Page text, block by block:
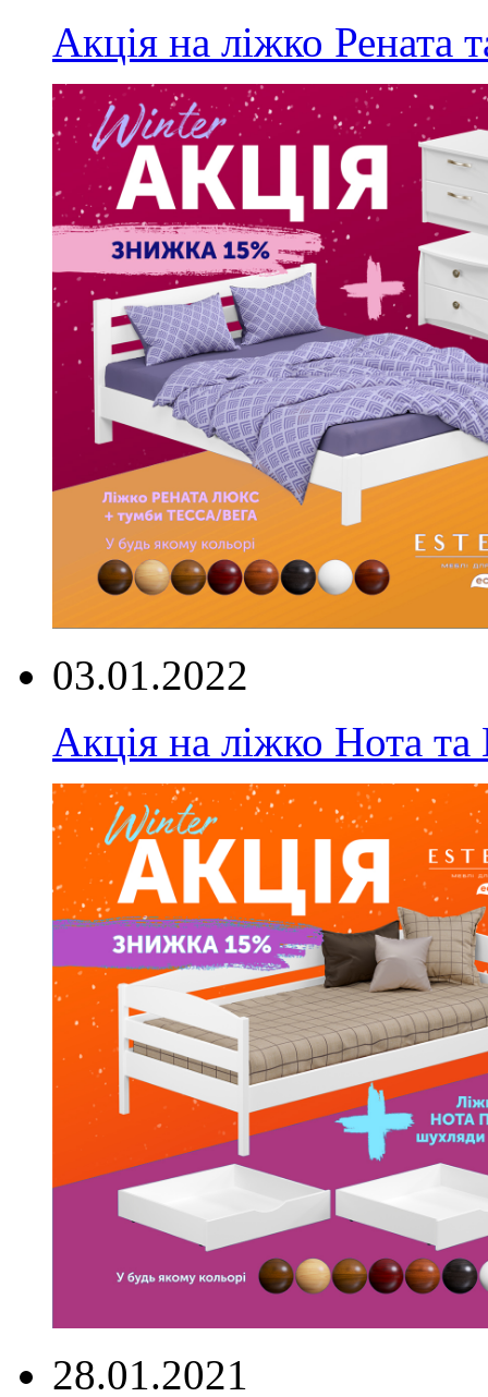
Акція на ліжко
03.01.2022
Акція на ліжко Нота
28.01.2021